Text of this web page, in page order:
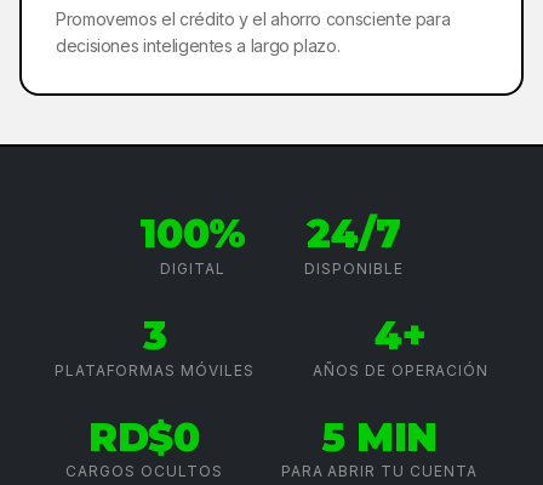
Promovemos el crédito y el ahorro consciente para
decisiones inteligentes a largo plazo.
100%
DIGITAL
24/7
DISPONIBLE
3
PLATAFORMAS MÓVILES
4+
AÑOS DE OPERACIÓN
RD$0
CARGOS OCULTOS
5 MIN
PARA ABRIR TU CUENTA